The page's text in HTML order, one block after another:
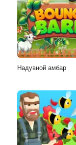
Надувной амбар